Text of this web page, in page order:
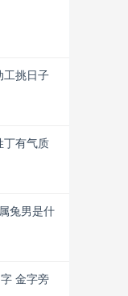
工挑日子
丁有气质
兔男是什
金字旁